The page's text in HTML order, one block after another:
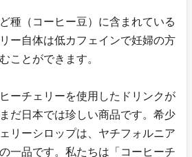
種（コーヒー豆）に含まれている
ー自体は低カフェインで妊婦の方
ことができます。
ーチェリーを使用したドリンクが
だ日本では珍しい商品です。希少
リーシロップは、ヤチフォルニア
一品です。私たちは「コーヒーチ